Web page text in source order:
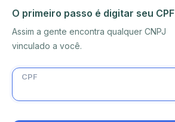
O primeiro passo é digitar seu CPF
Assim a gente encontra qualquer CNPJ
vinculado a você.
CPF